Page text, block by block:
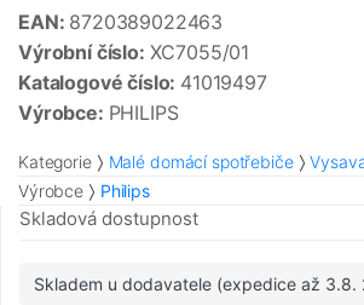
EAN: 8720389022463
Výrobní číslo: XC7055/01
Katalogové číslo: 41019497
Výrobce: PHILIPS
Kategorie Malé domácí spotřebiče
Výrobce
Philips
Skladová dostupnost
Skladem u dodavatele (expedice až 3.8.